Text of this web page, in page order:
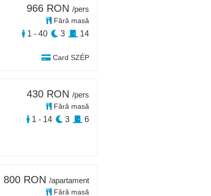
Card SZÉP
966 RON /pers
Fără masă
1 - 40 3 14
430 RON /pers
Fără masă
1 - 14 3 6
800 RON /apartament
Fără masă